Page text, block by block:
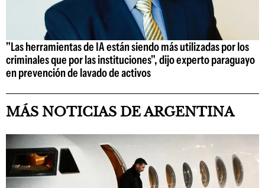
"Las herramientas de IA están siendo más utilizadas por los
criminales que por las instituciones", dijo experto paraguayo
en prevención de lavado de activos
MÁS NOTICIAS DE ARGENTINA